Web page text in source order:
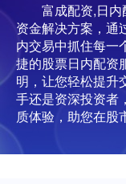
富成配资,日
资金解决方案，通
内交易中抓住每一
捷的股票日内配资
明，让您轻松提升
手还是资深投资者
质体验，助您在股